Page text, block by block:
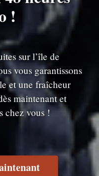
!
sur l’île de
vous garantissons
et une fraîcheur
maintenant et
chez vous !